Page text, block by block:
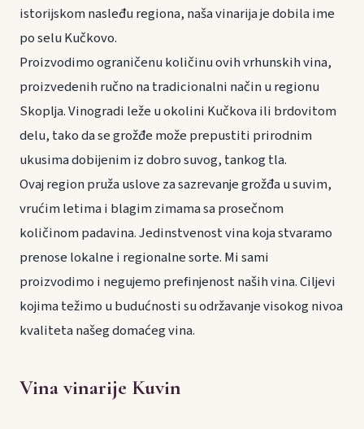
istorijskom nasleđu regiona, naša vinarija je dobila ime
po selu Kučkovo.
Proizvodimo ograničenu količinu ovih vrhunskih vina,
proizvedenih ručno na tradicionalni način u regionu
Skoplja. Vinogradi leže u okolini Kučkova ili brdovitom
delu, tako da se grožđe može prepustiti prirodnim
ukusima dobijenim iz dobro suvog, tankog tla.
Ovaj region pruža uslove za sazrevanje grožđa u suvim,
vrućim letima i blagim zimama sa prosečnom
količinom padavina. Jedinstvenost vina koja stvaramo
prenose lokalne i regionalne sorte. Mi sami
proizvodimo i negujemo prefinjenost naših vina. Ciljevi
kojima težimo u budućnosti su održavanje visokog nivoa
kvaliteta našeg domaćeg vina.
Vina vinarije Kuvin